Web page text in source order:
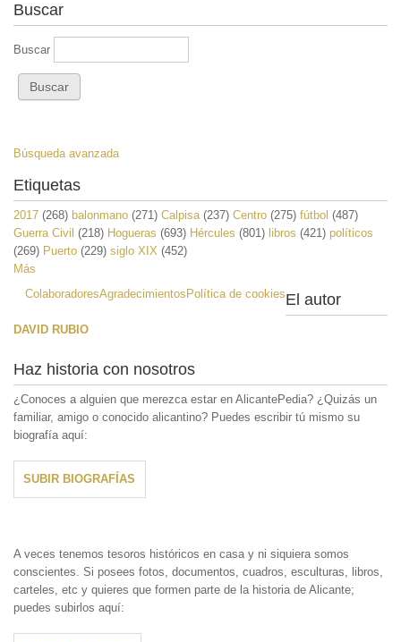
Buscar
Buscar
Búsqueda avanzada
Etiquetas
2017 (268) balonmano (271) Calpisa (237) Centro (275) fútbol (487)
Guerra Civil (218) Hogueras (693) Hércules (801) libros (421) políticos
(269) Puerto (229) siglo XIX (452)
Más
ColaboradoresAgradecimientos Política de cookiesEl autor
DAVID RUBIO
Haz historia con nosotros
¿Conoces a alguien que merezca estar en AlicantePedia? ¿Quizás un
familiar, amigo o conocido alicantino? Puedes escribir tú mismo su
biografía aquí:
SUBIR BIOGRAFÍAS
A veces tenemos tesoros históricos en casa y ni siquiera somos
conscientes. Si posees fotos, documentos, cuadros, esculturas, libros,
carteles, etc y quieres que formen parte de la historia de Alicante;
puedes subirlos aquí: